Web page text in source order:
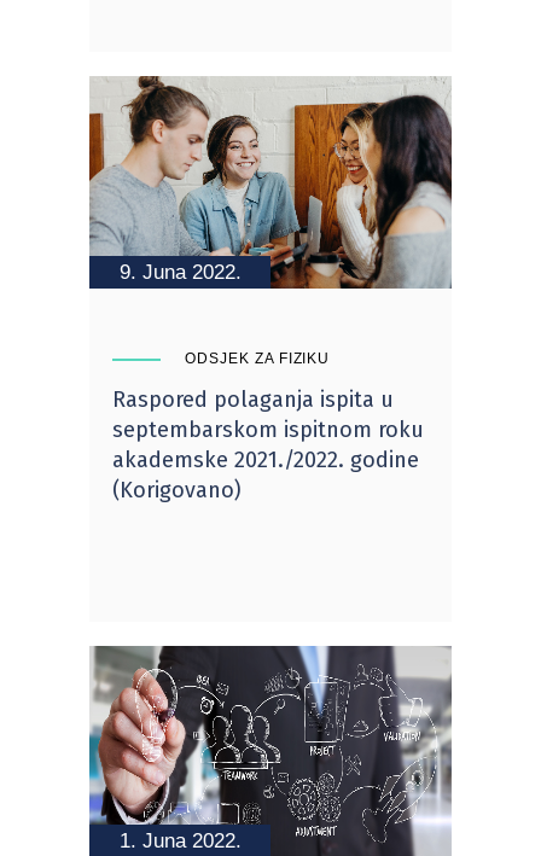
9. Juna 2022.
ODSJEK ZA FIZIKU
Raspored polaganja ispita u
septembarskom ispitnom roku
akademske 2021./2022. godine
(Korigovano)
1. Juna 2022.